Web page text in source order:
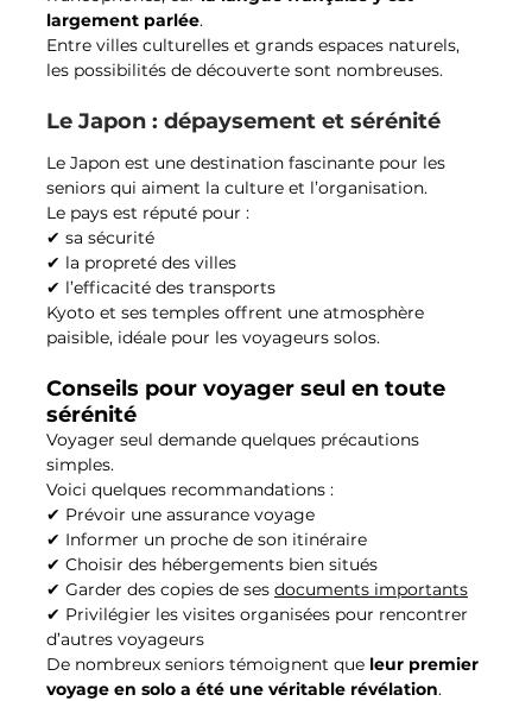
largement parlée.
Entre villes culturelles et grands espaces naturels,
les possibilités de découverte sont nombreuses.
Le Japon : dépaysement et sérénité
Le Japon est une destination fascinante pour les
seniors qui aiment la culture et l’organisation.
Le pays est réputé pour :
✔ sa sécurité
✔ la propreté des villes
✔ l’efficacité des transports
Kyoto et ses temples offrent une atmosphère
paisible, idéale pour les voyageurs solos.
Conseils pour voyager seul en toute
sérénité
Voyager seul demande quelques précautions
simples.
Voici quelques recommandations :
✔ Prévoir une assurance voyage
✔ Informer un proche de son itinéraire
✔ Choisir des hébergements bien situés
✔ Garder des copies de ses documents importants
✔ Privilégier les visites organisées pour rencontrer
d’autres voyageurs
De nombreux seniors témoignent que leur premier
voyage en solo a été une véritable révélation.